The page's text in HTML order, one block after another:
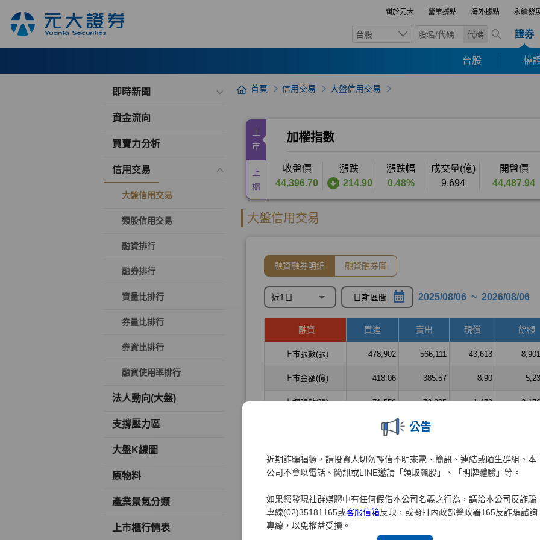
關於元大 營業據點 海外據點 永續發
台股 代碼 證券
台股 權
公告
近期詐騙猖獗，請投資人切勿輕信不明來電、簡訊、連結或陌生群組。本
公司不會以電話、簡訊或LINE邀請「領取飆股」、「明牌體驗」等。
如果您發現社群媒體中有任何假借本公司名義之行為，請洽本公司反詐騙
專線(02)35181165或客服信箱反映，或撥打內政部警政署165反詐騙諮詢
專線，以免權益受損。
即時新聞
資金流向
買賣力分析
信用交易
大盤信用交易
類股信用交易
融資排行
融券排行
資量比排行
券量比排行
券資比排行
融資使用率排行
法人動向(大盤)
支撐壓力區
大盤K線圖
原物料
產業景氣分類
上市櫃行情表
首頁 信用交易 大盤信用交易